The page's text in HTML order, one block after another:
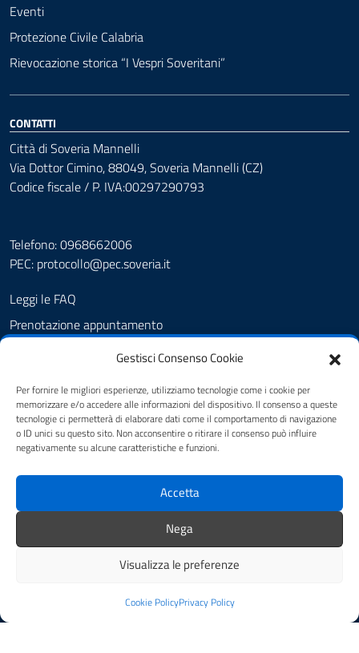
Gestisci Consenso Cookie
Per fornire le migliori esperienze, utilizziamo tecnologie come i cookie per
memorizzare e/o accedere alle informazioni del dispositivo. Il consenso a queste
tecnologie ci permetterà di elaborare dati come il comportamento di navigazione
o ID unici su questo sito. Non acconsentire o ritirare il consenso può influire
negativamente su alcune caratteristiche e funzioni.
Accetta
Nega
Visualizza le preferenze
Cookie PolicyPrivacy Policy
Eventi
Protezione Civile Calabria
Rievocazione storica “I Vespri Soveritani”
CONTATTI
Città di Soveria Mannelli
Via Dottor Cimino, 88049, Soveria Mannelli (CZ)
Codice fiscale / P. IVA:00297290793
Telefono: 0968662006
PEC: protocollo@pec.soveria.it
Leggi le FAQ
Prenotazione appuntamento
Segnalazione disservizio
Albo Pretorio
Amministrazione trasparente
Informativa privacy
Note legali
Dichiarazione di accessibilità